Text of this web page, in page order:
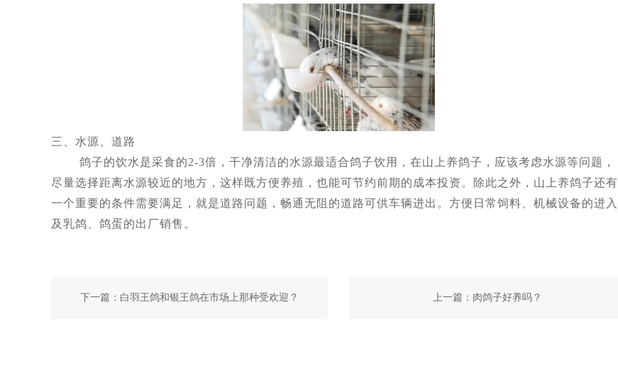
三、水源、道路
鸽子的饮水是采食的2-3倍，干净清洁的水源最适合鸽子饮用，在山上养鸽子，应该考虑水源等问题，
尽量选择距离水源较近的地方，这样既方便养殖，也能可节约前期的成本投资。除此之外，山上养鸽子还有
一个重要的条件需要满足，就是道路问题，畅通无阻的道路可供车辆进出。方便日常饲料、机械设备的进入
及乳鸽、鸽蛋的出厂销售。
下一篇： 白羽王鸽和银王鸽在市场上那种受欢迎？ 上一篇： 肉鸽子好养吗？